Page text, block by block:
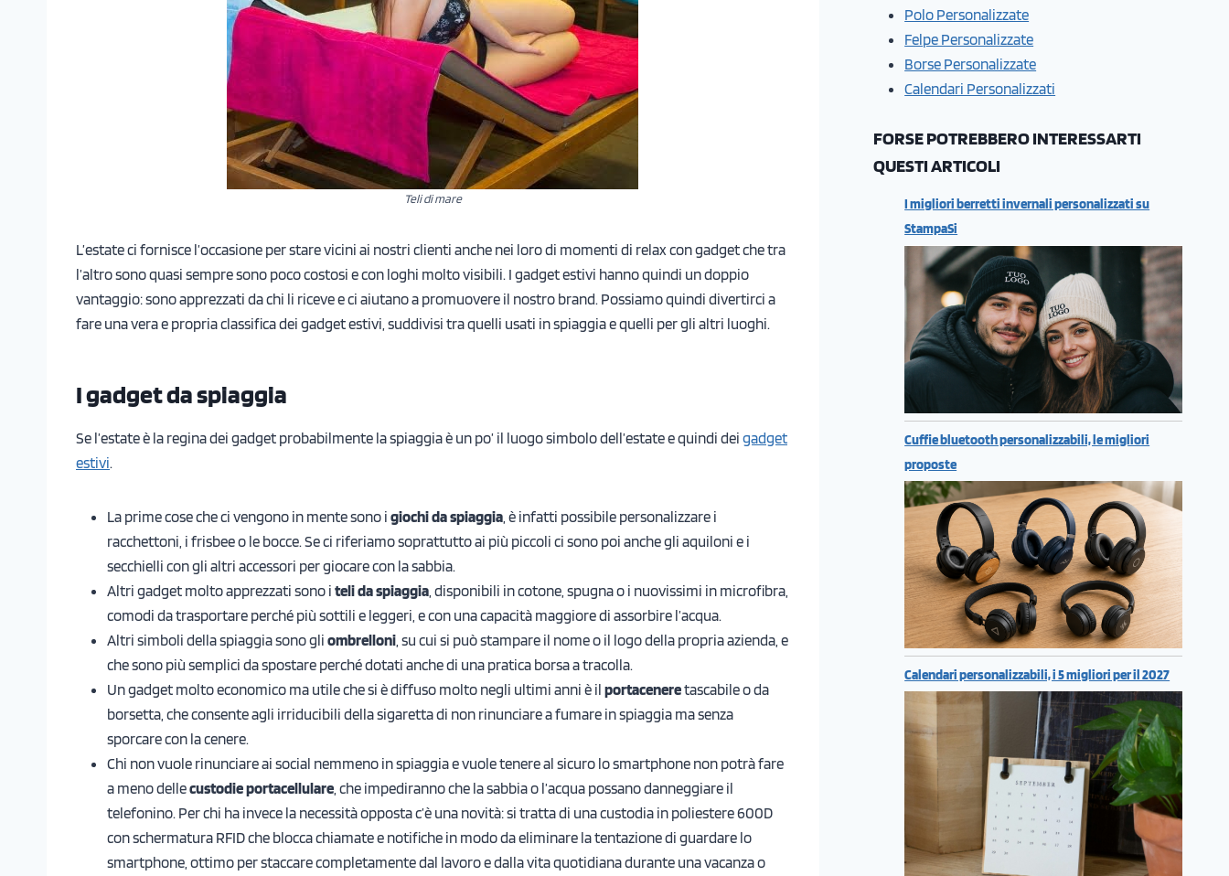
Teli di mare
L’estate ci fornisce l’occasione per stare vicini ai nostri clienti anche nei loro di momenti di relax con gadget che tra
l’altro sono quasi sempre sono poco costosi e con loghi molto visibili. I gadget estivi hanno quindi un doppio
vantaggio: sono apprezzati da chi li riceve e ci aiutano a promuovere il nostro brand. Possiamo quindi divertirci a
fare una vera e propria classifica dei gadget estivi, suddivisi tra quelli usati in spiaggia e quelli per gli altri luoghi.
I gadget da spiaggia
Se l’estate è la regina dei gadget probabilmente la spiaggia è un po’ il luogo simbolo dell’estate e quindi dei gadget
estivi.
La prime cose che ci vengono in mente sono i giochi da spiaggia , è infatti possibile personalizzare i
racchettoni, i frisbee o le bocce. Se ci riferiamo soprattutto ai più piccoli ci sono poi anche gli aquiloni e i
secchielli con gli altri accessori per giocare con la sabbia.
Altri gadget molto apprezzati sono i teli da spiaggia , disponibili in cotone, spugna o i nuovissimi in microfibra,
comodi da trasportare perché più sottili e leggeri, e con una capacità maggiore di assorbire l’acqua.
Altri simboli della spiaggia sono gli ombrelloni , su cui si può stampare il nome o il logo della propria azienda, e
che sono più semplici da spostare perché dotati anche di una pratica borsa a tracolla.
Un gadget molto economico ma utile che si è diffuso molto negli ultimi anni è il portaceneretascabile o da
borsetta, che consente agli irriducibili della sigaretta di non rinunciare a fumare in spiaggia ma senza
sporcare con la cenere.
Chi non vuole rinunciare ai social nemmeno in spiaggia e vuole tenere al sicuro lo smartphone non potrà fare
a meno dellecustodie portacellulare , che impediranno che la sabbia o l’acqua possano danneggiare il
telefonino. Per chi ha invece la necessità opposta c’è una novità: si tratta di una custodia in poliestere 600D
con schermatura RFID che blocca chiamate e notifiche in modo da eliminare la tentazione di guardare lo
smartphone, ottimo per staccare completamente dal lavoro e dalla vita quotidiana durante una vacanza o
Polo Personalizzate
Felpe Personalizzate
Borse Personalizzate
Calendari Personalizzati
FORSE POTREBBERO INTERESSARTI
QUESTI ARTICOLI
I migliori berretti invernali personalizzati su
StampaSi
Cuffie bluetooth personalizzabili, le migliori
proposte
Calendari personalizzabili, i 5 migliori per il 2027